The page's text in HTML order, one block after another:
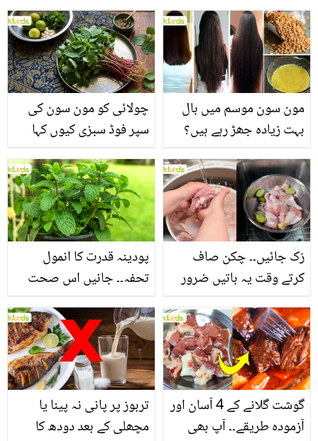
چولائی کو مون سون کی
سپر فوڈ سبزی کیوں کہا
منرلز اور اینٹی آکسیڈنٹس
سے بھرپور اس سبزی کے
فائدے
مون سون موسم میں بال
بہت زیادہ جھڑ رہے ہیں؟
بنانے کے چند قدرتی طریقے
پودینہ قدرت کا انمول
تحفہ۔۔ جانیں اس صحت
انگیز طبی فوائد
رُک جائیں۔۔ چکن صاف
کرتے وقت یہ باتیں ضرور
تربوز پر پانی نہ پینا یا
مچھلی کے بعد دودھ کا
گوشت گلانے کے 4 آسان اور
آزمودہ طریقے۔۔ آپ بھی